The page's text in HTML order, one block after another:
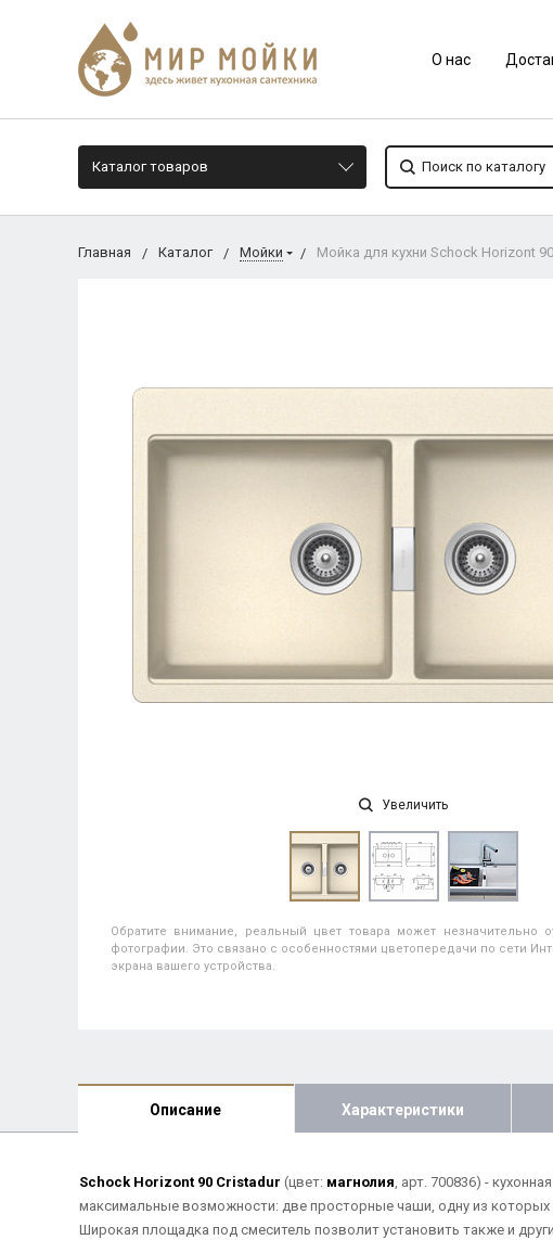
О нас
Каталог товаров
Главная Каталог Мойки Мойка для кухни Schock Horizont
Увеличить
Обратите внимание, реальный цвет товара может незначительно
фотографии. Это связано с особенностями цветопередачи по сети
экрана вашего устройства.
Описание Характеристики
Schock Horizont 90 Cristadur (цвет: магнолия, арт. 700836) -
максимальные возможности: две просторные чаши, одну из
Широкая площадка под смеситель позволит установить также и